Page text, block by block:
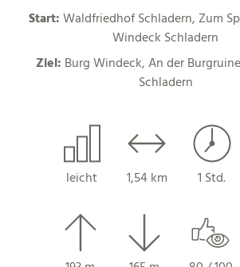
Start:Waldfriedhof Schladern, Zum
Windeck Schladern
Ziel: Burg Windeck, An der
Schladern
leicht 1,54 km 1 Std.